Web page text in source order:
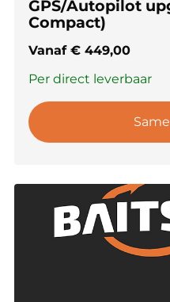
GPS/Autopilot
Compact)
Vanaf € 449,00
Per direct leverbaar